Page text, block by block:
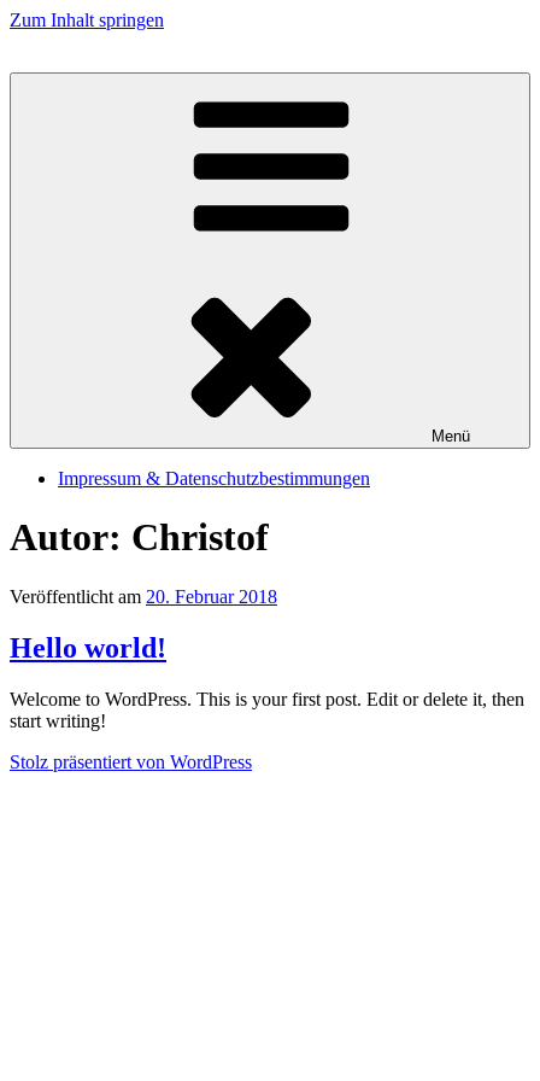
Zum Inhalt springen
Menü
Impressum & Datenschutzbestimmungen
Autor: Christof
Veröffentlicht am 20. Februar 2018
Hello world!
Welcome to WordPress. This is your first post. Edit or delete it, then
start writing!
Stolz präsentiert von WordPress